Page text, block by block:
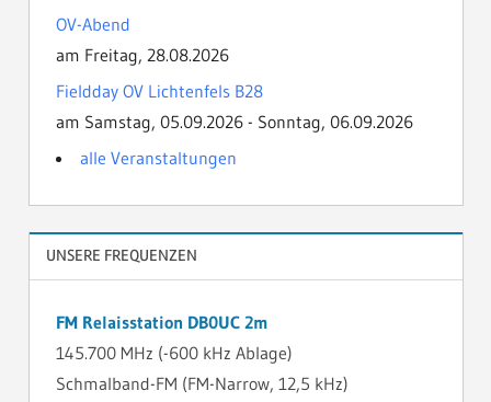
OV-Abend
am Freitag, 28.08.2026
Fieldday OV Lichtenfels B28
am Samstag, 05.09.2026 - Sonntag, 06.09.2026
alle Veranstaltungen
UNSERE FREQUENZEN
FM Relaisstation DB0UC 2m
145.700 MHz (-600 kHz Ablage)
Schmalband-FM (FM-Narrow, 12,5 kHz)